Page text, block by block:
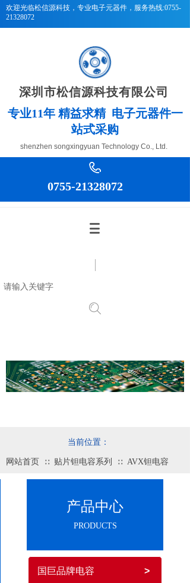
欢迎光临松信源科技 ，专业电子元器件，服务热线:0755-
21328072
当前位置：
网站首页 ∷ 贴片钽电容系列 ∷ AVX钽电容
0755-21328072
深圳市松信源科技有限公司
shenzhen songxingyuan Technology Co., Ltd.
专业11年 精益求精 电子元器件一
站式采购
产品中心
PRODUCTS
国巨品牌电容
>